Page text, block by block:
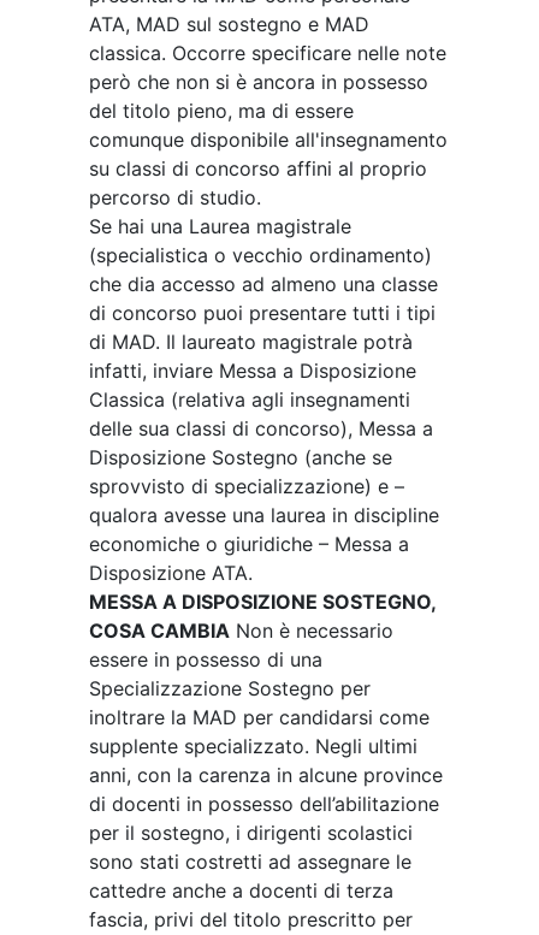
ATA, MAD sul sostegno e MAD
classica. Occorre specificare nelle note
però che non si è ancora in possesso
del titolo pieno, ma di essere
comunque disponibile all'insegnamento
su classi di concorso affini al proprio
percorso di studio.
Se hai una Laurea magistrale
(specialistica o vecchio ordinamento)
che dia accesso ad almeno una classe
di concorso puoi presentare tutti i tipi
di MAD. Il laureato magistrale potrà
infatti, inviare Messa a Disposizione
Classica (relativa agli insegnamenti
delle sua classi di concorso), Messa a
Disposizione Sostegno (anche se
sprovvisto di specializzazione) e –
qualora avesse una laurea in discipline
economiche o giuridiche – Messa a
Disposizione ATA.
MESSA A DISPOSIZIONE SOSTEGNO,
COSA CAMBIA Non è necessario
essere in possesso di una
Specializzazione Sostegno per
inoltrare la MAD per candidarsi come
supplente specializzato. Negli ultimi
anni, con la carenza in alcune province
di docenti in possesso dell’abilitazione
per il sostegno, i dirigenti scolastici
sono stati costretti ad assegnare le
cattedre anche a docenti di terza
fascia, privi del titolo prescritto per